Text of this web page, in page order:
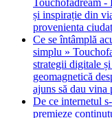
și inspirație din
provenienta
Ce se întâmplă
simplu »
strategii digitale
geomagnetică
ajuns să dau
De ce internetul
premieze